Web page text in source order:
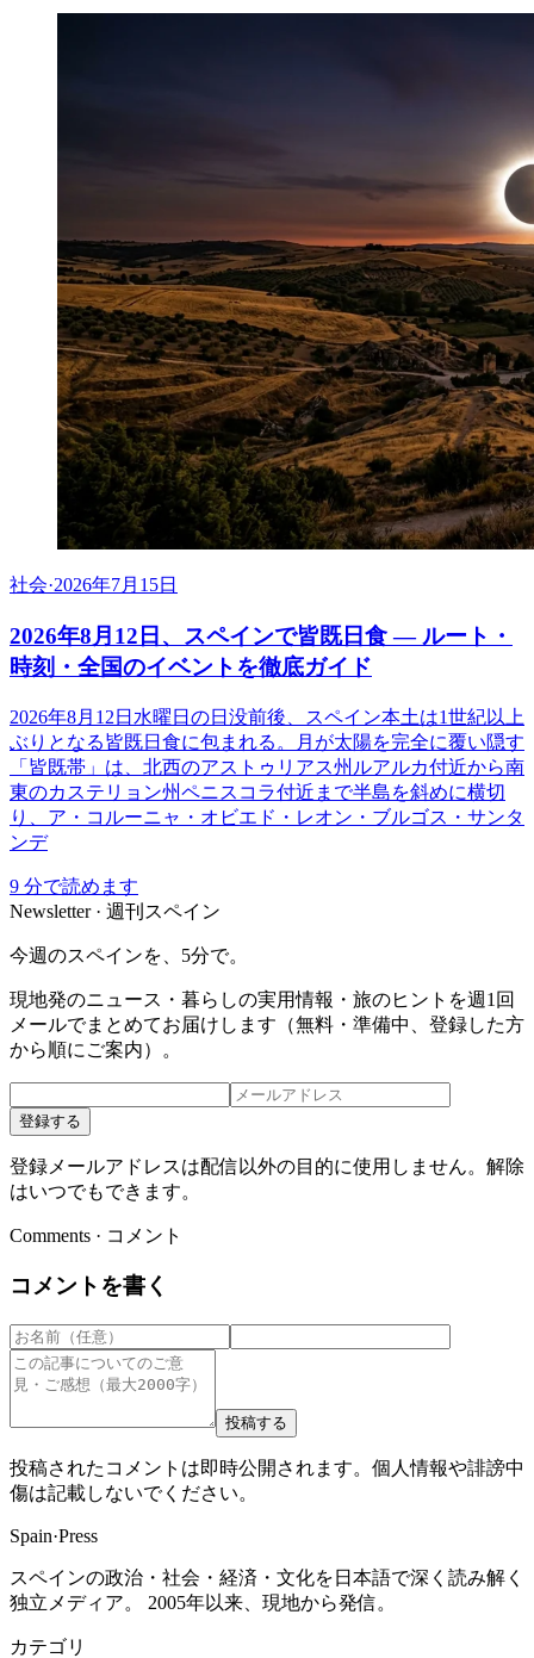
社会·2026年7月15日
2026年8月12日、スペインで皆既日食 ― ルート・
時刻・全国のイベントを徹底ガイド
2026年8月12日水曜日の日没前後、スペイン本土は1世紀以上
ぶりとなる皆既日食に包まれる。月が太陽を完全に覆い隠す
「皆既帯」は、北西のアストゥリアス州ルアルカ付近から南
東のカステリョン州ペニスコラ付近まで半島を斜めに横切
り、ア・コルーニャ・オビエド・レオン・ブルゴス・サンタ
ンデ
9 分で読めます
Newsletter · 週刊スペイン
今週のスペインを、5分で。
現地発のニュース・暮らしの実用情報・旅のヒントを週1回
メールでまとめてお届けします（無料・準備中、登録した方
から順にご案内）。
登録する
登録メールアドレスは配信以外の目的に使用しません。解除
はいつでもできます。
Comments · コメント
コメントを書く
投稿する
投稿されたコメントは即時公開されます。個人情報や誹謗中
傷は記載しないでください。
Spain·Press
スペインの政治・社会・経済・文化を日本語で深く読み解く
独立メディア。 2005年以来、現地から発信。
カテゴリ